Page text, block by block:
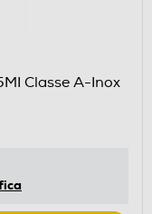
Classe A-Inox